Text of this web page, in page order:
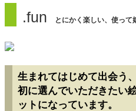
.fun とにかく楽しい、使って
生まれてはじめて出会う
初に選んでいただきたい
ットになっています。